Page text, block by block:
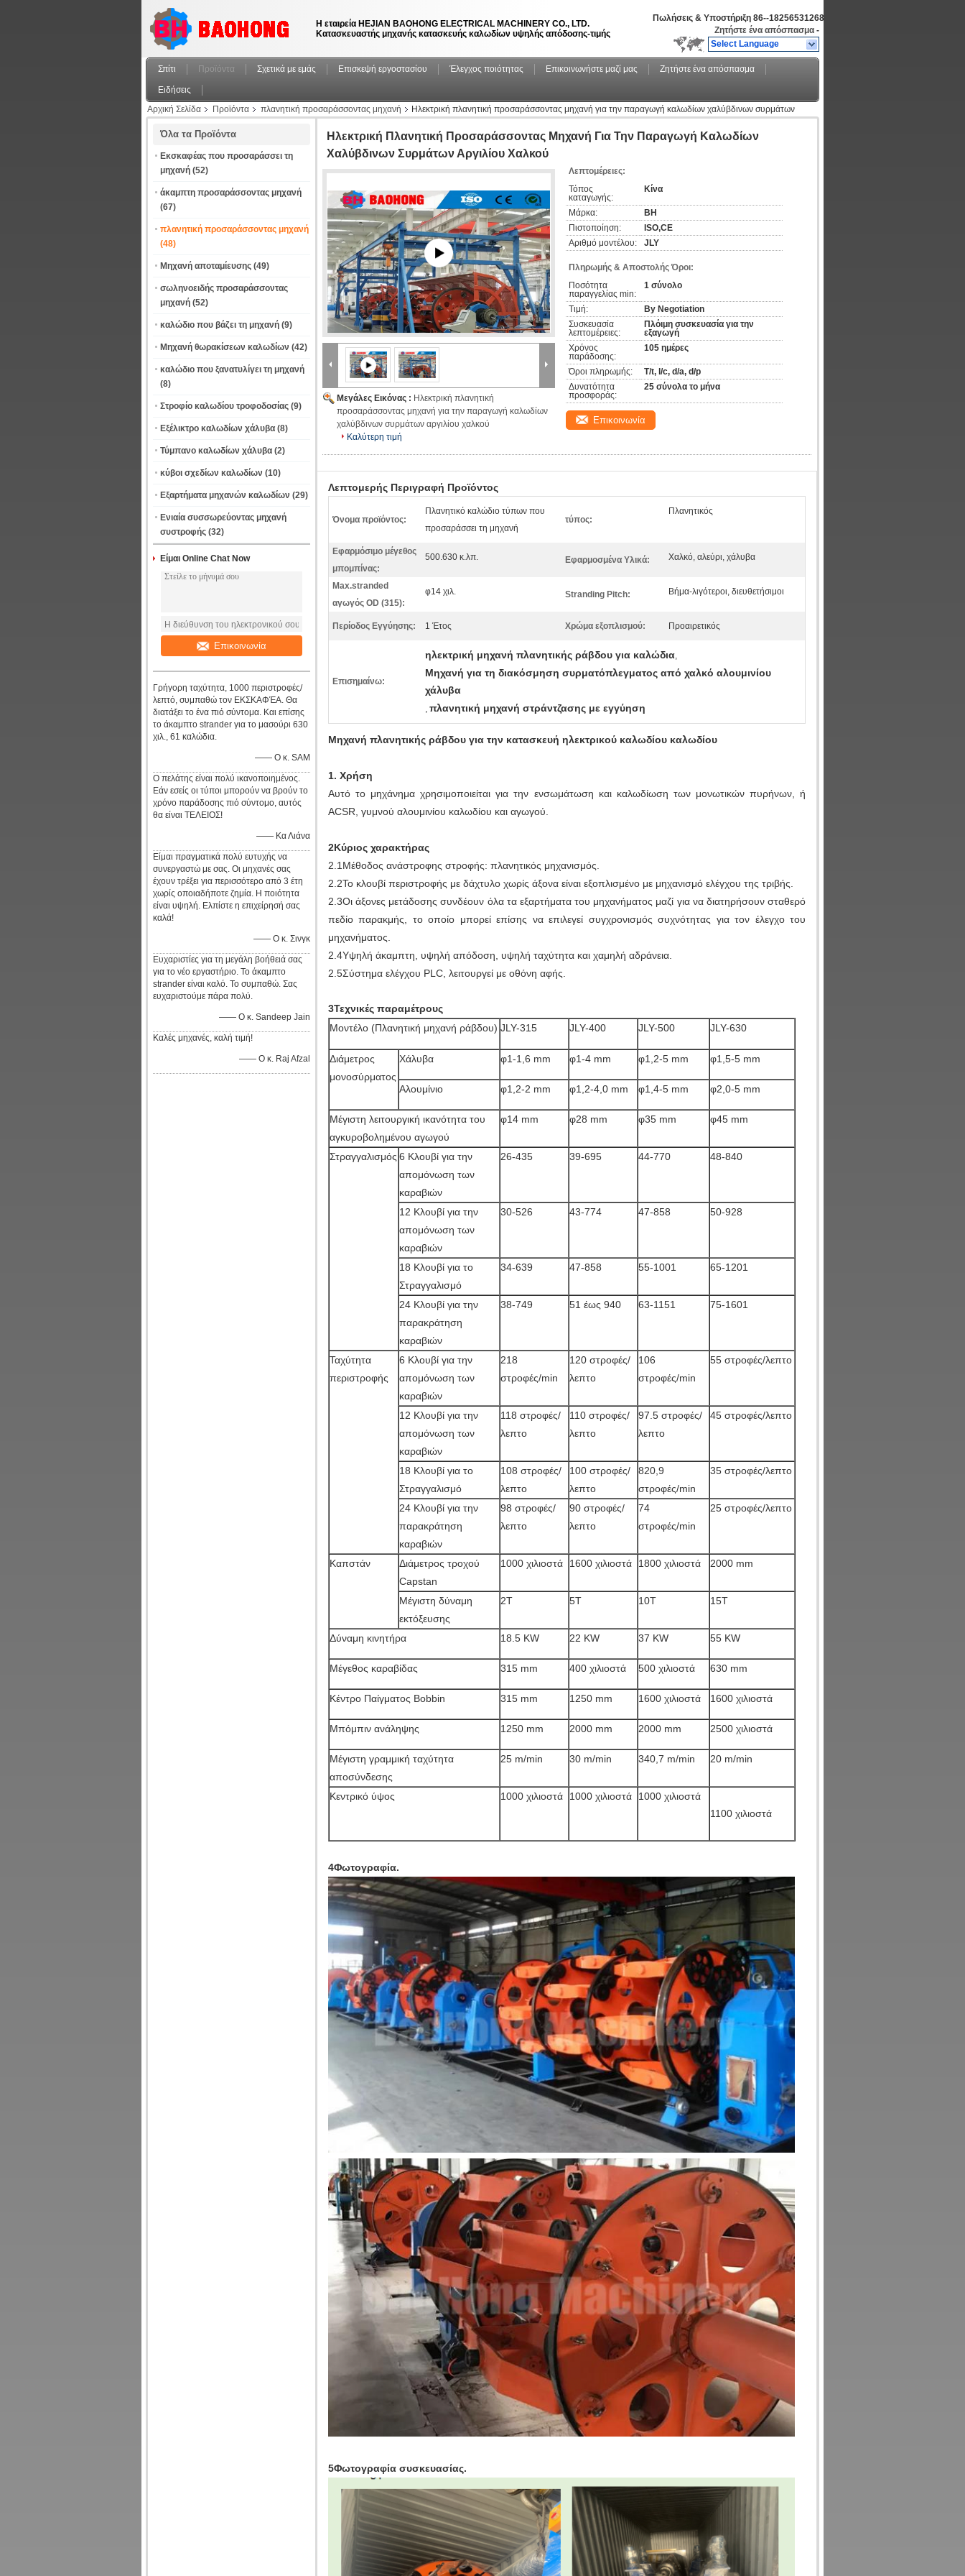
Η εταιρεία HEJIAN BAOHONG ELECTRICAL MACHINERY CO., LTD.
Κατασκευαστής μηχανής κατασκευής καλωδίων υψηλής απόδοσης-τιμής
Πωλήσεις & Υποστήριξη 86--18256531268
Ζητήστε ένα απόσπασμα -
Select Language
Σπίτι Προϊόντα Σχετικά με εμάς Επισκεψή εργοστασίου Έλεγχος ποιότητας Επικοινωνήστε μαζί μας Ζητήστε ένα απόσπασμα
Ειδήσεις
Αρχική Σελίδα
Προϊόντα πλανητική προσαράσσοντας μηχανή
Ηλεκτρική πλανητική προσαράσσοντας μηχανή για την παραγωγή καλωδίων χαλύβδινων συρμάτων
Όλα τα Προϊόντα
Εκσκαφέας που προσαράσσει τη
μηχανή (52)
άκαμπτη προσαράσσοντας μηχανή
(67)
πλανητική προσαράσσοντας μηχανή
(48)
Μηχανή αποταμίευσης (49)
σωληνοειδής προσαράσσοντας
μηχανή (52)
καλώδιο που βάζει τη μηχανή (9)
Μηχανή θωρακίσεων καλωδίων (42)
καλώδιο που ξανατυλίγει τη μηχανή
(8)
Στροφίο καλωδίου τροφοδοσίας (9)
Εξέλικτρο καλωδίων χάλυβα (8)
Τύμπανο καλωδίων χάλυβα (2)
κύβοι σχεδίων καλωδίων (10)
Εξαρτήματα μηχανών καλωδίων (29)
Ενιαία συσσωρεύοντας μηχανή
συστροφής (32)
Είμαι Online Chat Now
Επικοινωνία
Γρήγορη ταχύτητα, 1000 περιστροφές/
λεπτό, συμπαθώ τον ΕΚΣΚΑΦΈΑ. Θα
διατάξει το ένα πιό σύντομα. Και επίσης
το άκαμπτο strander για το μασούρι 630
χιλ., 61 καλώδια.
—— Ο κ. SAM
Ο πελάτης είναι πολύ ικανοποιημένος.
Εάν εσείς οι τύποι μπορούν να βρούν το
χρόνο παράδοσης πιό σύντομο, αυτός
θα είναι ΤΕΛΕΙΟΣ!
—— Κα Λιάνα
Είμαι πραγματικά πολύ ευτυχής να
συνεργαστώ με σας. Οι μηχανές σας
έχουν τρέξει για περισσότερο από 3 έτη
χωρίς οποιαδήποτε ζημία. Η ποιότητα
είναι υψηλή. Ελπίστε η επιχείρησή σας
καλά!
—— Ο κ. Σινγκ
Ευχαριστίες για τη μεγάλη βοήθειά σας
για το νέο εργαστήριο. Το άκαμπτο
strander είναι καλό. Το συμπαθώ. Σας
ευχαριστούμε πάρα πολύ.
—— Ο κ. Sandeep Jain
Καλές μηχανές, καλή τιμή!
—— Ο κ. Raj Afzal
Ηλεκτρική Πλανητική Προσαράσσοντας Μηχανή Για Την Παραγωγή Καλωδίων
Χαλύβδινων Συρμάτων Αργιλίου Χαλκού
Μεγάλες Εικόνας : Ηλεκτρική πλανητική
προσαράσσοντας μηχανή για την παραγωγή καλωδίων
χαλύβδινων συρμάτων αργιλίου χαλκού
Καλύτερη τιμή
Λεπτομέρειες:
Τόπος
καταγωγής:
Κίνα
Μάρκα:
BH
Πιστοποίηση:
ISO,CE
Αριθμό μοντέλου:
JLY
Πληρωμής & Αποστολής Όροι:
Ποσότητα
παραγγελίας min:
1 σύνολο
Τιμή:
By Negotiation
Συσκευασία
λεπτομέρειες:
Πλόιμη συσκευασία για την
εξαγωγή
Χρόνος
παράδοσης:
105 ημέρες
Όροι πληρωμής:
T/t, l/c, d/a, d/p
Δυνατότητα
προσφοράς:
25 σύνολα το μήνα
Επικοινωνία
Λεπτομερής Περιγραφή Προϊόντος
Όνομα προϊόντος:
Πλανητικό καλώδιο τύπων που
προσαράσσει τη μηχανή
τύπος:
Πλανητικός
Εφαρμόσιμο μέγεθος
μπομπίνας:
500.630 κ.λπ. Εφαρμοσμένα Υλικά: Χαλκό, αλεύρι, χάλυβα
Max.stranded
αγωγός OD (315):
φ14 χιλ. Stranding Pitch: Βήμα-λιγότεροι, διευθετήσιμοι
Περίοδος Εγγύησης: 1 Έτος Χρώμα εξοπλισμού: Προαιρετικός
Επισημαίνω:
ηλεκτρική μηχανή πλανητικής ράβδου για καλώδια,
Μηχανή για τη διακόσμηση συρματόπλεγματος από χαλκό αλουμινίου
χάλυβα
, πλανητική μηχανή στράντζασης με εγγύηση
Μηχανή πλανητικής ράβδου για την κατασκευή ηλεκτρικού καλωδίου καλωδίου
1. Χρήση
Αυτό το μηχάνημα χρησιμοποιείται για την ενσωμάτωση και καλωδίωση των μονωτικών πυρήνων, ή
ACSR, γυμνού αλουμινίου καλωδίου και αγωγού.
2Κύριος χαρακτήρας
2.1Μέθοδος ανάστροφης στροφής: πλανητικός μηχανισμός.
2.2Το κλουβί περιστροφής με δάχτυλο χωρίς άξονα είναι εξοπλισμένο με μηχανισμό ελέγχου της τριβής.
2.3Οι άξονες μετάδοσης συνδέουν όλα τα εξαρτήματα του μηχανήματος μαζί για να διατηρήσουν σταθερό
πεδίο παρακμής, το οποίο μπορεί επίσης να επιλεγεί συγχρονισμός συχνότητας για τον έλεγχο του
μηχανήματος.
2.4Υψηλή άκαμπτη, υψηλή απόδοση, υψηλή ταχύτητα και χαμηλή αδράνεια.
2.5Σύστημα ελέγχου PLC, λειτουργεί με οθόνη αφής.
3Τεχνικές παραμέτρους
Μοντέλο (Πλανητική μηχανή ράβδου) JLY-315 JLY-400 JLY-500 JLY-630
Διάμετρος
μονοσύρματος
Χάλυβα φ1-1,6 mm φ1-4 mm φ1,2-5 mm φ1,5-5 mm
Αλουμίνιο φ1,2-2 mm φ1,2-4,0 mm φ1,4-5 mm φ2,0-5 mm
Μέγιστη λειτουργική ικανότητα του
αγκυροβολημένου αγωγού
φ14 mm φ28 mm φ35 mm φ45 mm
Στραγγαλισμός 6 Κλουβί για την
απομόνωση των
καραβιών
26-435 39-695 44-770 48-840
12 Κλουβί για την
απομόνωση των
καραβιών
30-526 43-774 47-858 50-928
18 Κλουβί για το
Στραγγαλισμό
34-639 47-858 55-1001 65-1201
24 Κλουβί για την
παρακράτηση
καραβιών
38-749 51 έως 940 63-1151 75-1601
Ταχύτητα
περιστροφής
6 Κλουβί για την
απομόνωση των
καραβιών
218
στροφές/min
120 στροφές/
λεπτο
106
στροφές/min
55 στροφές/λεπτο
12 Κλουβί για την
απομόνωση των
καραβιών
118 στροφές/
λεπτο
110 στροφές/
λεπτο
97.5 στροφές/
λεπτο
45 στροφές/λεπτο
18 Κλουβί για το
Στραγγαλισμό
108 στροφές/
λεπτο
100 στροφές/
λεπτο
820,9
στροφές/min
35 στροφές/λεπτο
24 Κλουβί για την
παρακράτηση
καραβιών
98 στροφές/
λεπτο
90 στροφές/
λεπτο
74
στροφές/min
25 στροφές/λεπτο
Καπστάν
Διάμετρος τροχού
Capstan
1000 χιλιοστά 1600 χιλιοστά 1800 χιλιοστά 2000 mm
Μέγιστη δύναμη
εκτόξευσης
2Τ 5Τ 10Τ 15Τ
Δύναμη κινητήρα 18.5 KW 22 KW 37 KW 55 KW
Μέγεθος καραβίδας 315 mm 400 χιλιοστά 500 χιλιοστά 630 mm
Κέντρο Παίγματος Bobbin 315 mm 1250 mm 1600 χιλιοστά 1600 χιλιοστά
Μπόμπιν ανάληψης 1250 mm 2000 mm 2000 mm 2500 χιλιοστά
Μέγιστη γραμμική ταχύτητα
αποσύνδεσης
25 m/min 30 m/min 340,7 m/min 20 m/min
Κεντρικό ύψος 1000 χιλιοστά 1000 χιλιοστά
1000 χιλιοστά
1100 χιλιοστά
4Φωτογραφία.
5Φωτογραφία συσκευασίας.